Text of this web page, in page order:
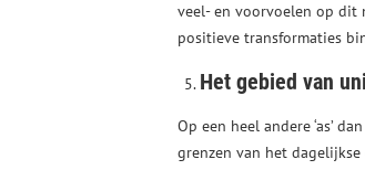
veel- en voorvoelen op dit
positieve transformaties
Het gebied van
Op een heel andere ‘as’
grenzen van het